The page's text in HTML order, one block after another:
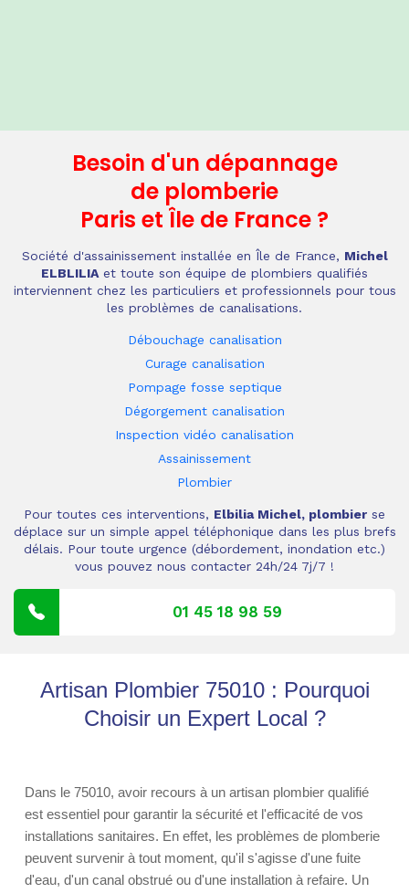
Besoin d'un dépannage
de plomberie
Paris et Île de France ?
Société d'assainissement installée en Île de France, Michel
ELBLILIA et toute son équipe de plombiers qualifiés
interviennent chez les particuliers et professionnels pour tous
les problèmes de canalisations.
Débouchage canalisation
Curage canalisation
Pompage fosse septique
Dégorgement canalisation
Inspection vidéo canalisation
Assainissement
Plombier
Pour toutes ces interventions, Elbilia Michel, plombier se
déplace sur un simple appel téléphonique dans les plus brefs
délais. Pour toute urgence (débordement, inondation etc.)
vous pouvez nous contacter 24h/24 7j/7 !
01 45 18 98 59
Artisan Plombier 75010 : Pourquoi
Choisir un Expert Local ?
Dans le 75010, avoir recours à un artisan plombier qualifié
est essentiel pour garantir la sécurité et l'efficacité de vos
installations sanitaires. En effet, les problèmes de plomberie
peuvent survenir à tout moment, qu'il s'agisse d'une fuite
d'eau, d'un canal obstrué ou d'une installation à refaire. Un